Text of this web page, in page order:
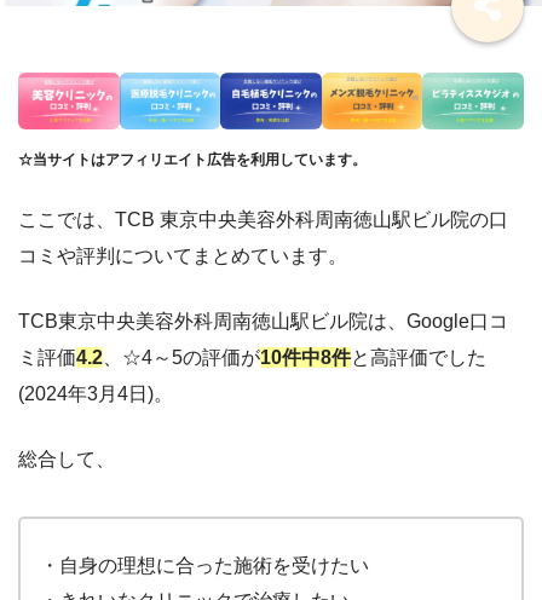
☆当サイトはアフィリエイト広告を利用しています。
ここでは、TCB 東京中央美容外科周南徳山駅ビル院の口
コミや評判についてまとめています。
TCB東京中央美容外科周南徳山駅ビル院は、Google口コ
ミ評価4.2 、☆4～5の評価が10件中8件と高評価でした
(2024年3月4日)。
総合して、
・自身の理想に合った施術を受けたい